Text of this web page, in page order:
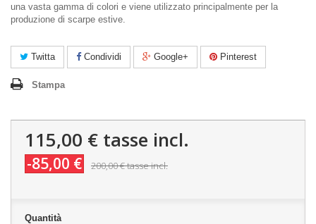
una vasta gamma di colori e viene utilizzato principalmente per la
produzione di scarpe estive.
Twitta Condividi Google+ Pinterest
Stampa
115,00 € tasse incl.
-85,00 € 200,00 €tasse incl.
Quantità